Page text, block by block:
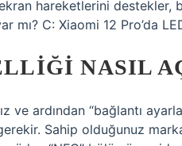
hareketlerini destekler,
mı? C: Xiaomi 12 Pro’da
NASIL
ve ardından “bağlantı
Sahip olduğunuz